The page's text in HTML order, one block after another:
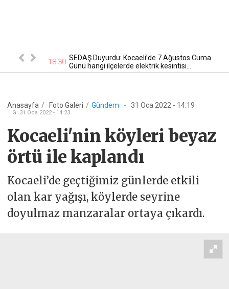
otomobil 18:30 SEDAŞ Duyurdu: Kocaeli’de 7 Ağustos Cuma
Günü hangi ilçelerde elektrik kesintisi...
Anasayfa / Foto Galeri / Gündem - 31 Oca 2022 - 14:19
G: 31 Oca 2022 - 14:23
Kocaeli'nin köyleri beyaz
örtü ile kaplandı
Kocaeli’de geçtiğimiz günlerde etkili
olan kar yağışı, köylerde seyrine
doyulmaz manzaralar ortaya çıkardı.